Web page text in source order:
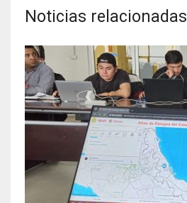
Noticias relacionadas